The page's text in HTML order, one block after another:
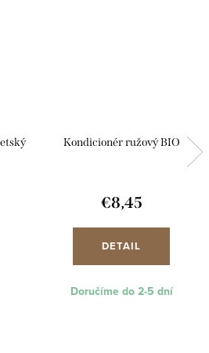
Kondicionér ružový BIO
€8,45
DETAIL
Doručíme do 2-5 dní